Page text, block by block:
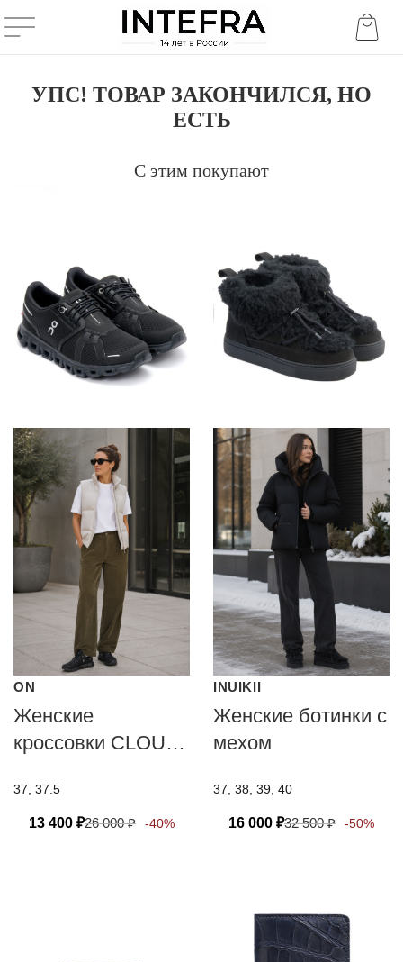
УПС! ТОВАР ЗАКОНЧИЛСЯ, НО
ЕСТЬ
С этим покупают
ON
Женские
кроссовки CLOUD
37, 37.5
13 400 ₽26 000₽ -40%
INUIKII
Женские ботинки с
мехом
37, 38, 39, 40
16 000 ₽32 500₽ -50%